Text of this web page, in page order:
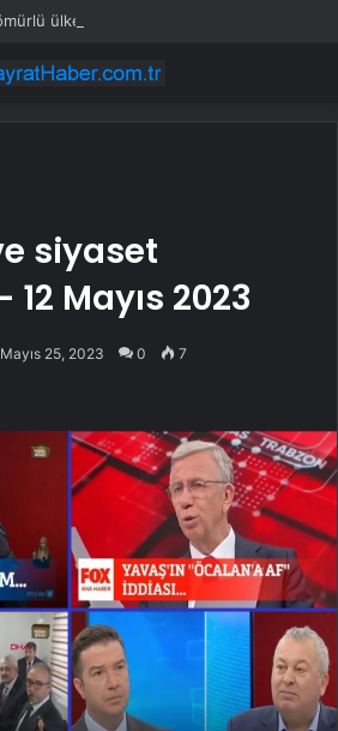
siyaset
Mayıs 2023
Mayıs 25, 2023 0 7